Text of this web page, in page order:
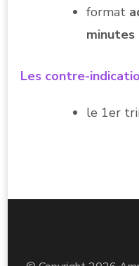
format
minutes
Les contre-
le 1er